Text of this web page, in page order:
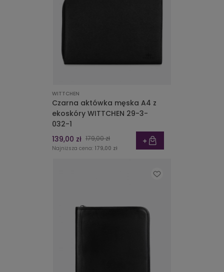
WITTCHEN
Czarna aktówka męska A4 z
ekoskóry WITTCHEN 29-3-
032-1
139,00 zł 179,00 zł
Najniższa cena: 179,00 zł